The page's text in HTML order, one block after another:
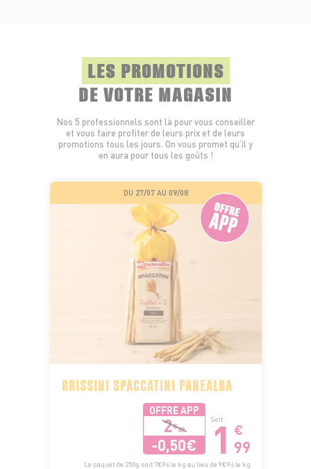
LES PROMOTIONS
DE VOTRE MAGASIN
Nos 5 professionnels sont là pour vous conseiller
et vous faire profiter de leurs prix et de leurs
promotions tous les jours. On vous promet qu’il y
en aura pour tous les goûts !
DU 27/07 AU 09/08
GRISSINI SPACCATINI PANEALBA
OFFRE APP
2€49
-0,50€
Soit
1 €
99
Le paquet de 250g soit 7€96 le kg au lieu de 9€96 le kg